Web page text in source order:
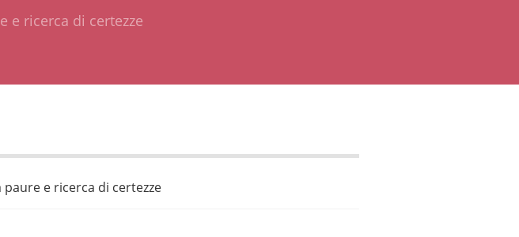
e ricerca di certezze
e ricerca di certezze